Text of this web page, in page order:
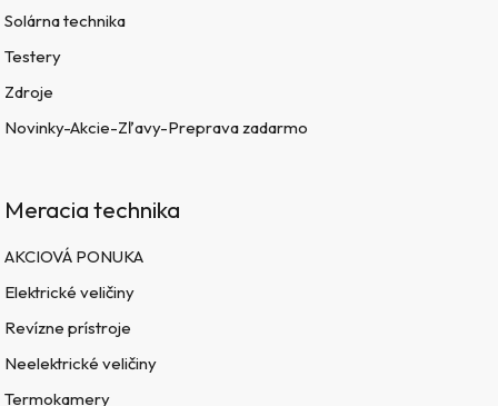
Solárna technika
Testery
Zdroje
Novinky-Akcie-Zľavy-Preprava zadarmo
Meracia technika
AKCIOVÁ PONUKA
Elektrické veličiny
Revízne prístroje
Neelektrické veličiny
Termokamery